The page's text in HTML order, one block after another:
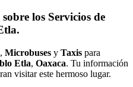
los Servicios de
, Microbuses y Taxis para
Etla, Oaxaca. Tu información
visitar este hermoso lugar.